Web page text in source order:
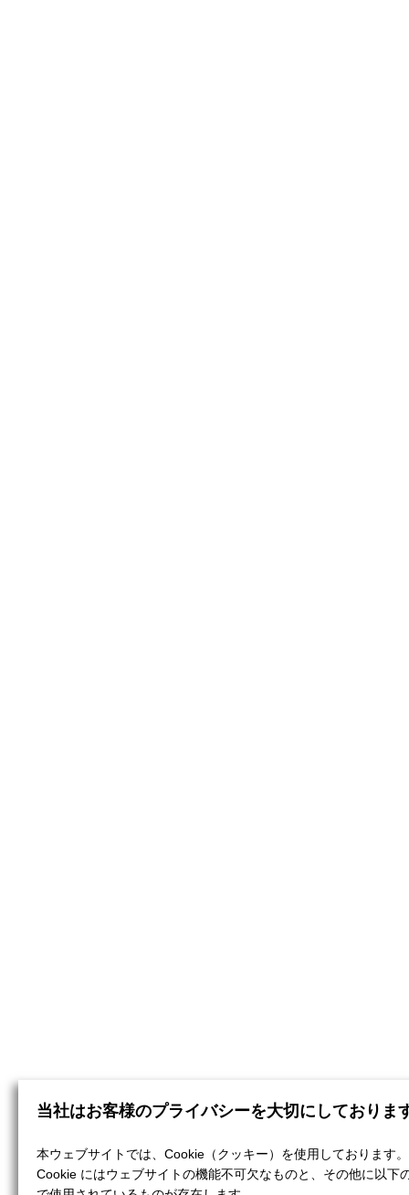
当社はお客様のプライバシーを大切にしておりま
本ウェブサイトでは、Cookie（クッキー）を使用しております。
Cookie にはウェブサイトの機能不可欠なものと、その他に以下